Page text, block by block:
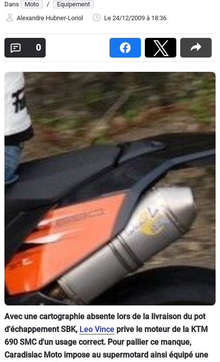
Avis
Forum
Scooters
&
125
Marques
Services
Auto
Dans Moto /
Equipement
Alexandre Hubner-Loriol
Le 24/12/2009 à 18:36
0
Avec une cartographie absente lors de la livraison du pot
d'échappement SBK, Leo Vince prive le moteur de la KTM
690 SMC d'un usage correct. Pour pallier ce manque,
Caradisiac Moto impose au supermotard ainsi équipé une